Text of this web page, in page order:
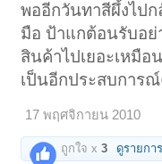
พออีกวันทาสีผึ้งไป
มือ ป้าแกต้อนรับอย่
สินค้าไปเยอะเหมื
เป็นอีกประสบการ
17 พฤศจิกายน 2010
ถูกใจ x3 ดูรายการ